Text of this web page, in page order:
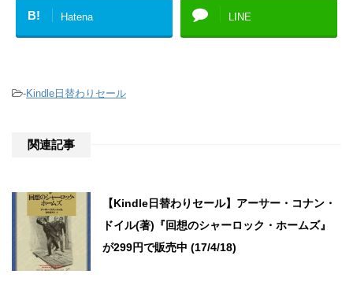
B! Hatena LINE
-Kindle日替わりセール
関連記事
【Kindle日替わりセール】アーサー・コナン・
ドイル(著)『回想のシャーロック・ホームズ』
が299円で販売中 (17/4/18)